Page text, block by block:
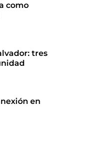
como
tres
en